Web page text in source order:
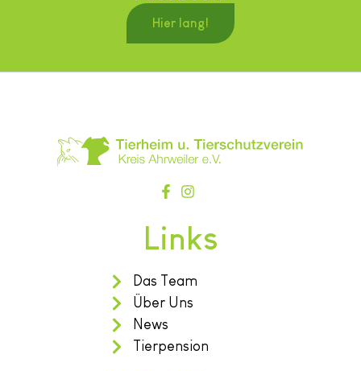
Hier lang!
Links
Das Team
Über Uns
News
Tierpension